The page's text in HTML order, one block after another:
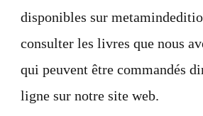
disponibles sur
consulter les livres que nous
qui peuvent être commandés
ligne sur notre site web.